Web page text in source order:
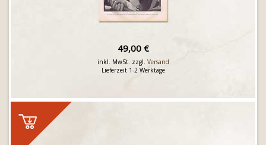
49,00 €
inkl. MwSt. zzgl. Versand
Lieferzeit 1-2 Werktage